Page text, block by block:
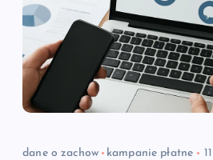
dane o zachow kampanie płatne